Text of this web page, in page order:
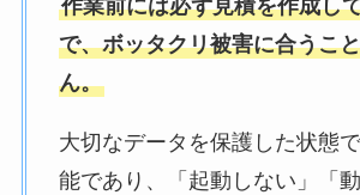
作業前には必ず見積を作成し
で、ボッタクリ被害に合うこ
ん。
大切なデータを保護した状態
能であり、「起動しない」「動